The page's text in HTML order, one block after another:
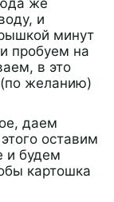
же
и
минут
пробуем на
в это
желанию)
даем
оставим
и будем
картошка